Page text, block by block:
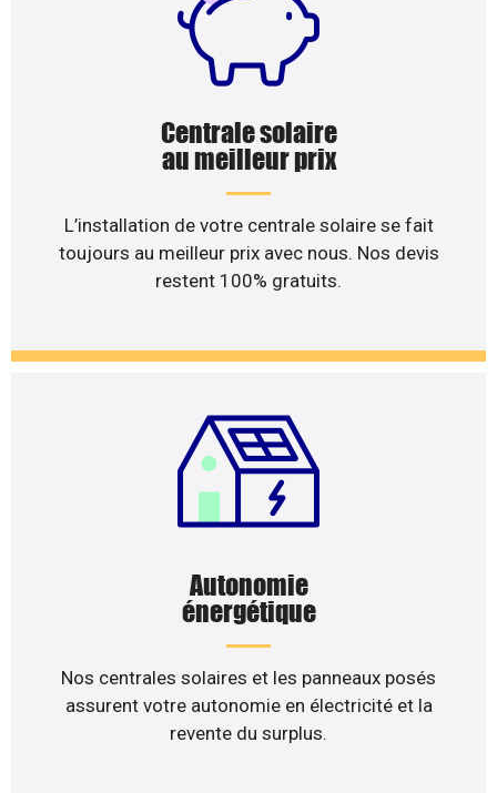
Centrale solaire
au meilleur prix
L’installation de votre centrale solaire se fait
toujours au meilleur prix avec nous. Nos devis
restent 100% gratuits.
Autonomie
énergétique
Nos centrales solaires et les panneaux posés
assurent votre autonomie en électricité et la
revente du surplus.